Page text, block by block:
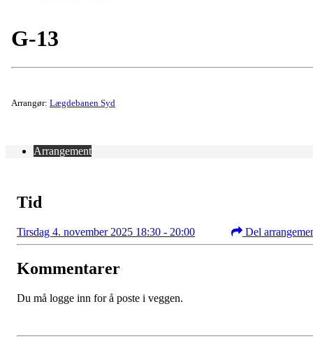
G-13
Arrangør: Lægdebanen Syd
Arrangement
Tid
Tirsdag 4. november 2025 18:30 - 20:00 Del
Kommentarer
Du må logge inn for å poste i veggen.